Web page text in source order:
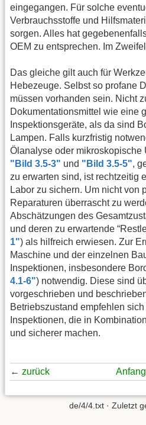
eingegangen. Für solche
Verbrauchsstoffe und
sorgen. Alles hat
OEM zu entsprechen. Im
Das gleiche gilt auch für
Hebezeuge. Selbst so profane
müssen vorhanden sein. Nicht
Dokumentationsmittel wie eine
Inspektionsgeräte, als da sind
Lampen. Falls kurzfristig
Ölanalyse oder mikroskopische
"Bild 3.5-3" und "Bild 3.5-5",
zu erwarten sind, ist rechtzeitig
Labor zu sichern. Um nicht von
Reparaturen überrascht zu
Abschätzungen des
und deren zu erwartende
1") als hilfreich erwiesen. Zur
Maschine und der einzelnen
Inspektionen, insbesondere
4.1-6") notwendig. Diese sind
vorgeschrieben und
Betriebszustand empfehlen
Inspektionen, die in
und sicherer machen.
← zurück Anfang
de/4/4.txt · Zuletzt